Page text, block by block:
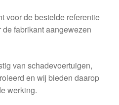
voor de bestelde referentie
fabrikant aangewezen
van schadevoertuigen,
en wij bieden daarop
werking.